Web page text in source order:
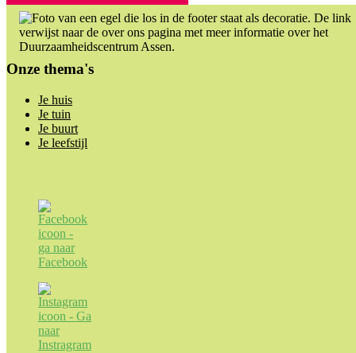
Footer
Onze thema's
Je huis
Je tuin
Je buurt
Je leefstijl